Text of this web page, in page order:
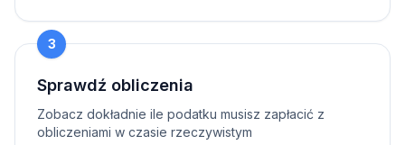
3
Sprawdź obliczenia
Zobacz dokładnie ile podatku musisz zapłacić z
obliczeniami w czasie rzeczywistym